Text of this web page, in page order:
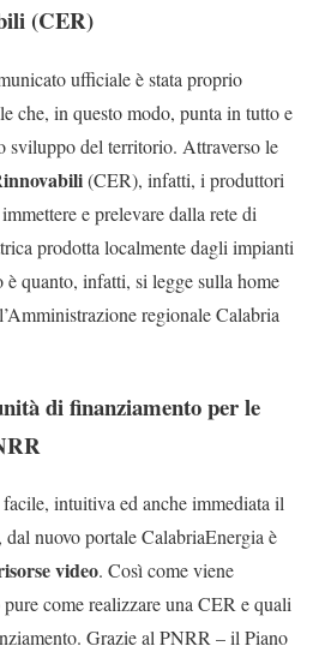
(CER)
ufficiale è stata proprio
che, in questo modo, punta in tutto e
sviluppo del territorio. Attraverso le
(CER), infatti, i produttori
e prelevare dalla rete di
prodotta localmente dagli impianti
quanto, infatti, si legge sulla home
regionale Calabria
di finanziamento per le
intuitiva ed anche immediata il
nuovo portale CalabriaEnergia è
video. Così come viene
pure come realizzare una CER e quali
Grazie al PNRR – il Piano